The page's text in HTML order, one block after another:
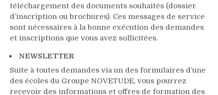
téléchargement des documents souhaités (dossier
d’inscription ou brochures). Ces messages de service
sont nécessaires à la bonne exécution des demandes
et inscriptions que vous avez sollicitées.
NEWSLETTER
Suite à toutes demandes via un des formulaires d’une
des écoles du Groupe NOVETUDE, vous pourrez
recevoir des informations et offres de formation des